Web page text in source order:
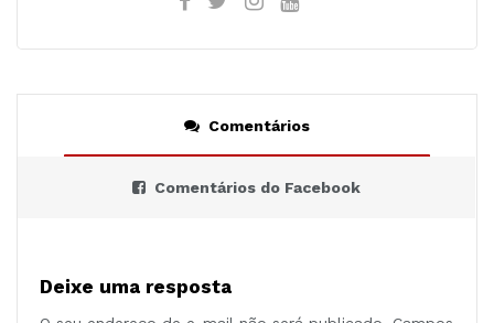
Comentários
Comentários do Facebook
Deixe uma resposta